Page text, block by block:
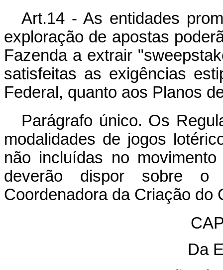
Art.14 - As entidades
exploração de apostas
Fazenda a extrair
satisfeitas as exigências
Federal, quanto aos Planos
Parágrafo único. Os
modalidades de jogos
não incluídas no
deverão dispor sobre o
Coordenadora da Criação do
Da